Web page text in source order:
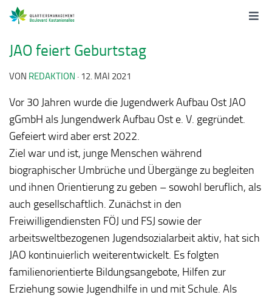
JAO feiert Geburtstag
VON REDAKTION · 12. MAI 2021
Vor 30 Jahren wurde die Jugendwerk Aufbau Ost JAO
gGmbH als Jungendwerk Aufbau Ost e. V. gegründet.
Gefeiert wird aber erst 2022.
Ziel war und ist, junge Menschen während
biographischer Umbrüche und Übergänge zu begleiten
und ihnen Orientierung zu geben – sowohl beruflich, als
auch gesellschaftlich. Zunächst in den
Freiwilligendiensten FÖJ und FSJ sowie der
arbeitsweltbezogenen Jugendsozialarbeit aktiv, hat sich
JAO kontinuierlich weiterentwickelt. Es folgten
familienorientierte Bildungsangebote, Hilfen zur
Erziehung sowie Jugendhilfe in und mit Schule. Als